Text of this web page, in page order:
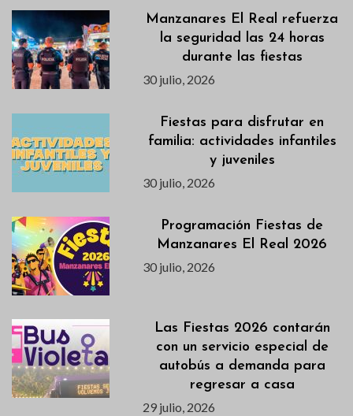
Manzanares El Real refuerza
la seguridad las 24 horas
durante las fiestas
30 julio, 2026
Fiestas para disfrutar en
familia: actividades infantiles
y juveniles
30 julio, 2026
Programación Fiestas de
Manzanares El Real 2026
30 julio, 2026
Las Fiestas 2026 contarán
con un servicio especial de
autobús a demanda para
regresar a casa
29 julio, 2026